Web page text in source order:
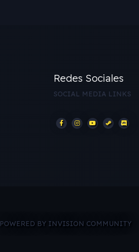
Redes Sociales
SOCIAL MEDIA LINKS
POWERED BY INVISION COMMUNITY